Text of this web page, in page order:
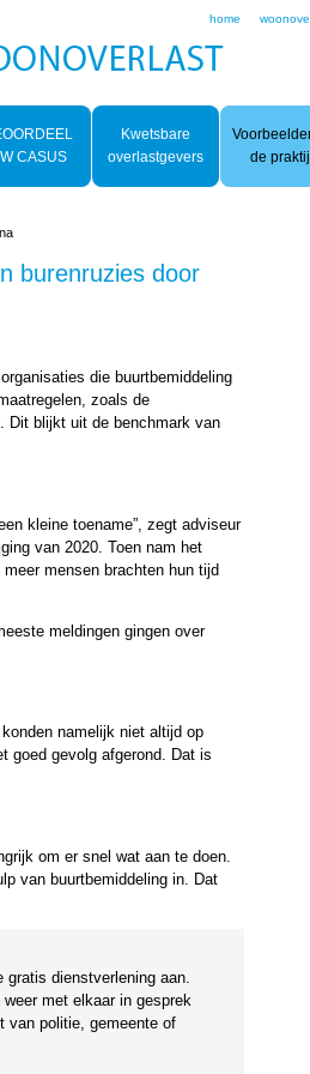
home
CASUS
Kwetsbare
overlastgevers
de
burenruzies door
die buurtbemiddeling
zoals de
Dit blijkt uit de benchmark van
kleine toename”, zegt adviseur
van 2020. Toen nam het
mensen brachten hun tijd
meldingen gingen over
namelijk niet altijd op
goed gevolg afgerond. Dat is
om er snel wat aan te doen.
van buurtbemiddeling in. Dat
dienstverlening aan.
met elkaar in gesprek
van politie, gemeente of